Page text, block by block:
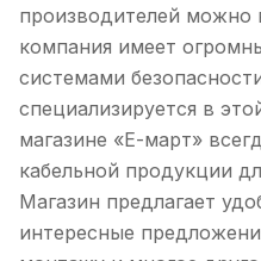
производителей можно
компания имеет
системами
специализируется в
магазине «Е-март»
кабельной продукции
Магазин предлагает
интересные